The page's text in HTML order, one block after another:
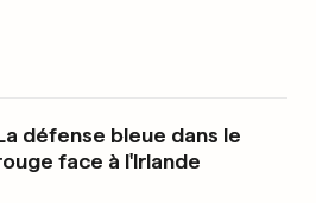
défense bleue dans le
face à l'Irlande